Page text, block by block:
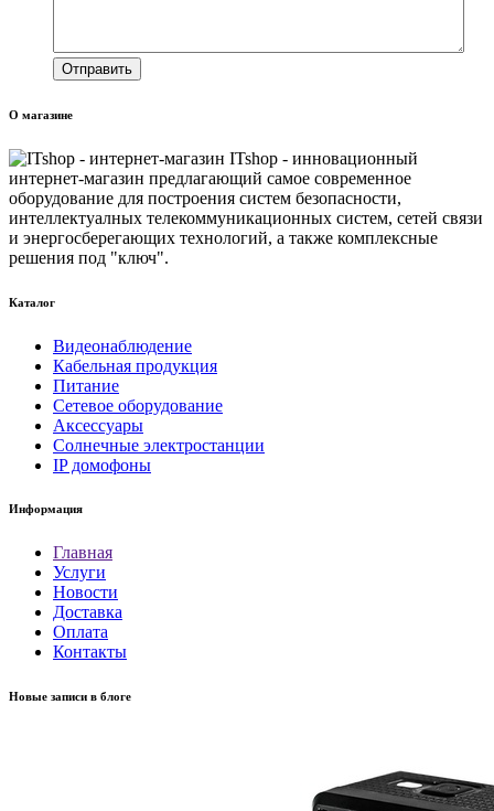
О магазине
ITshop - инновационный
интернет-магазин предлагающий самое современное
оборудование для построения систем безопасности,
интеллектуалных телекоммуникационных систем, сетей связи
и энергосберегающих технологий, а также комплексные
решения под "ключ".
Каталог
Видеонаблюдение
Кабельная продукция
Питание
Сетевое оборудование
Аксессуары
Солнечные электростанции
IP домофоны
Информация
Главная
Услуги
Новости
Доставка
Оплата
Контакты
Новые записи в блоге